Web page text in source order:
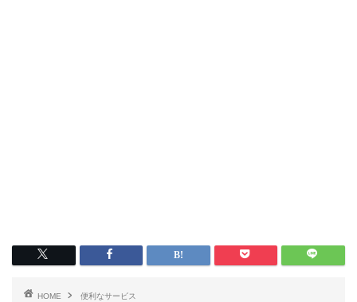
HOME
便利なサービス